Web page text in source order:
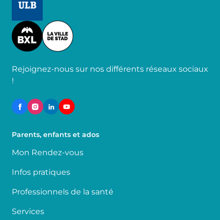
Image
Rejoignez-nous sur nos différents réseaux sociaux
!
Parents, enfants et ados
Mon Rendez-vous
Infos pratiques
Professionnels de la santé
Services